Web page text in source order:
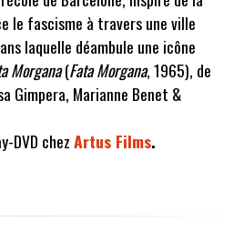
le fascisme à travers une ville
laquelle déambule une icône
Morgana(Fata Morgana, 1965), de
Gimpera, Marianne Benet &
DVD chezArtus Films.